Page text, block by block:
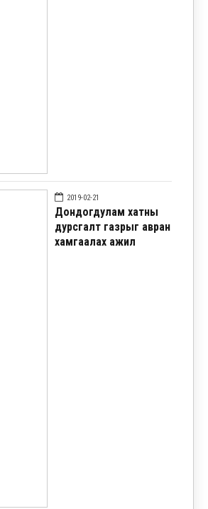
2019-02-21
Дондогдулам хатны
дурсгалт газрыг авран
хамгаалах ажил